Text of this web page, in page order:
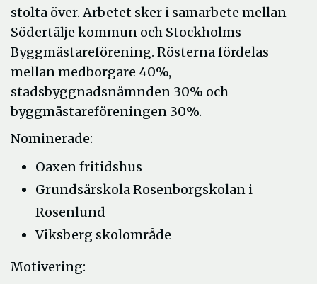
stolta över. Arbetet sker i samarbete mellan
Södertälje kommun och Stockholms
Byggmästareförening. Rösterna fördelas
mellan medborgare 40%,
stadsbyggnadsnämnden 30% och
byggmästareföreningen 30%.
Nominerade:
Oaxen fritidshus
Grundsärskola Rosenborgskolan i
Rosenlund
Viksberg skolområde
Motivering: